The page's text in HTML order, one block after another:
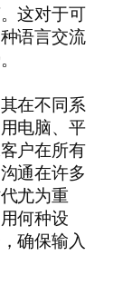
这对于可
语言交流
在不同系
电脑、平
户在所有
通在许多
尤为重
何种设
确保输入